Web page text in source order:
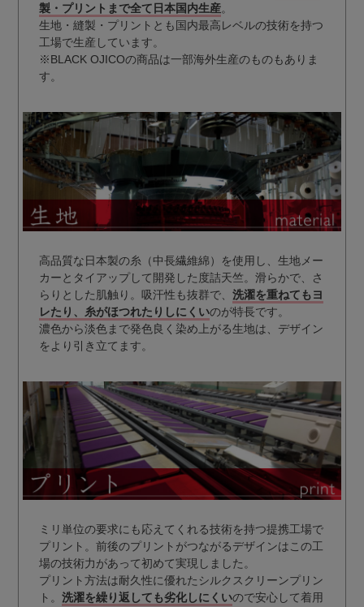
製・プリントまで全て日本国内生産。
生地・縫製・プリントとも国内最高レベルの技術を持つ
工場で生産しています。
※BLACK OJICOの商品は一部海外生産のものもありま
す。
高品質な日本製の糸（中長繊維綿）を使用し、生地メー
カーとタイアップして開発した度詰天竺。滑らかで、さ
らりとした肌触り。吸汗性も抜群で、 洗濯を重ねてもヨ
レたり、糸がほつれたりしにくいのが特長です。
濃色から淡色まで発色良く染め上がる生地は、デザイン
をより引き立てます。
ミリ単位の要求にも応えてくれる技術を持つ提携工場で
プリント。前後のプリントがつながるデザインはこの工
場の技術力があって初めて実現しました。
プリント方法は耐久性に優れたシルクスクリーンプリン
ト。 洗濯を繰り返しても劣化しにくいので安心して着用